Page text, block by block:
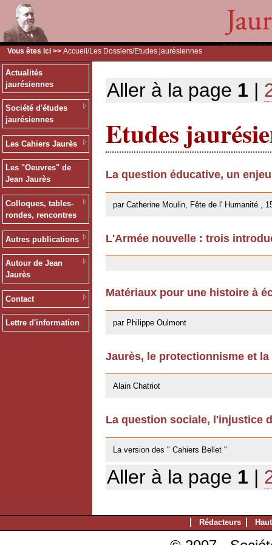
Vous êtes ici >> Accueil /Les Dossiers/Etudes jaurésiennes
Actualités
jaurésiennes
Société d'études
jaurésiennes
Les Cahiers Jaurès
Les "Oeuvres" de
Jean Jaurès
Colloques, tables-
rondes, rencontres
Autres publications
Autour de Jean
Jaurès
Contact
Lettre d'information
Aller à la page 1 |
Etudes
La question éducative, un
par Catherine Moulin, Fête de l' Humanité ,
L'Armée nouvelle : trois
Matériaux pour une histoire à
par Philippe Oulmont
Jaurès, le protectionnisme et
Alain Chatriot
La question sociale, l'injustice
La version des " Cahiers Bellet "
Aller à la page 1 |
Rédacteurs